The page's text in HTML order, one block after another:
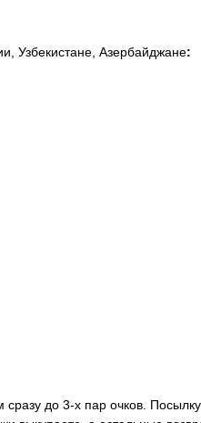
Узбекистане, Азербайджане:
до 3-х пар очков.